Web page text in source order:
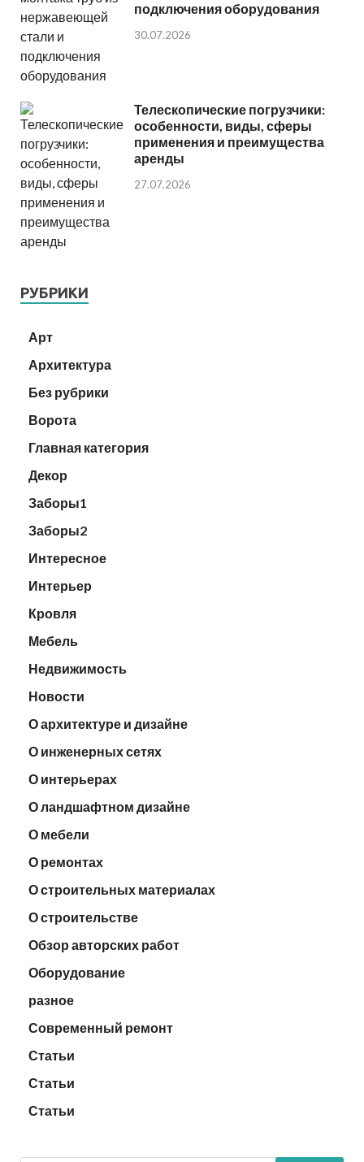
подключения оборудования
30.07.2026
Телескопические погрузчики:
особенности, виды, сферы
применения и преимущества
аренды
27.07.2026
РУБРИКИ
Арт
Архитектура
Без рубрики
Ворота
Главная категория
Декор
Заборы1
Заборы2
Интересное
Интерьер
Кровля
Мебель
Недвижимость
Новости
О архитектуре и дизайне
О инженерных сетях
О интерьерах
О ландшафтном дизайне
О мебели
О ремонтах
О строительных материалах
О строительстве
Обзор авторских работ
Оборудование
разное
Современный ремонт
Статьи
Статьи
Статьи